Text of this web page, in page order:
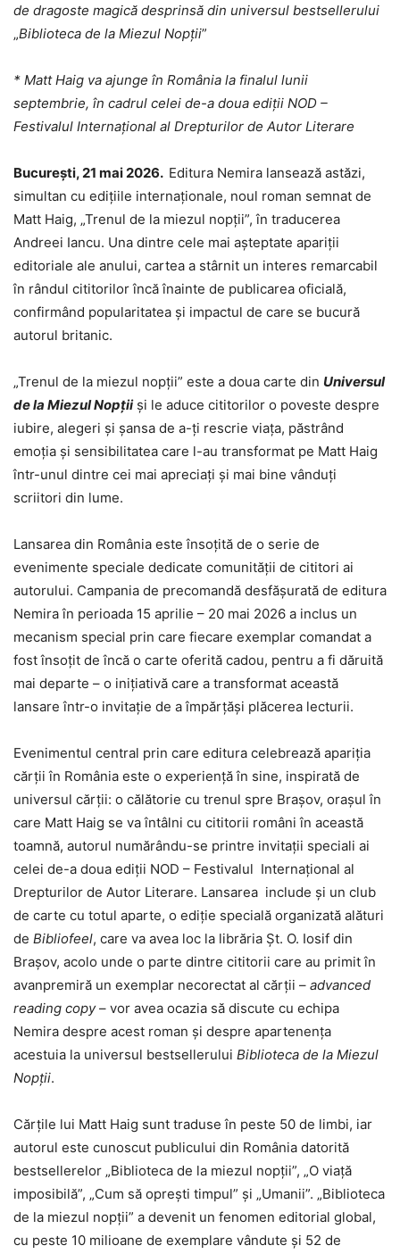
de dragoste magică desprinsă din universul bestsellerului
„Biblioteca de la Miezul Nopții”
* Matt Haig va ajunge în România la finalul lunii
septembrie, în cadrul celei de-a doua ediții NOD –
Festivalul Internațional al Drepturilor de Autor Literare
București, 21 mai 2026. Editura Nemira lansează astăzi,
simultan cu edițiile internaționale, noul roman semnat de
Matt Haig, „Trenul de la miezul nopții”, în traducerea
Andreei Iancu. Una dintre cele mai așteptate apariții
editoriale ale anului, cartea a stârnit un interes remarcabil
în rândul cititorilor încă înainte de publicarea oficială,
confirmând popularitatea și impactul de care se bucură
autorul britanic.
„Trenul de la miezul nopții” este a doua carte din Universul
de la Miezul Nopții și le aduce cititorilor o poveste despre
iubire, alegeri și șansa de a-ți rescrie viața, păstrând
emoția și sensibilitatea care l-au transformat pe Matt Haig
într-unul dintre cei mai apreciați și mai bine vânduți
scriitori din lume.
Lansarea din România este însoțită de o serie de
evenimente speciale dedicate comunității de cititori ai
autorului. Campania de precomandă desfășurată de editura
Nemira în perioada 15 aprilie – 20 mai 2026 a inclus un
mecanism special prin care fiecare exemplar comandat a
fost însoțit de încă o carte oferită cadou, pentru a fi dăruită
mai departe – o inițiativă care a transformat această
lansare într-o invitație de a împărțăși plăcerea lecturii.
Evenimentul central prin care editura celebrează apariția
cărții în România este o experiență în sine, inspirată de
universul cărții: o călătorie cu trenul spre Brașov, orașul în
care Matt Haig se va întâlni cu cititorii români în această
toamnă, autorul numărându-se printre invitații speciali ai
celei de-a doua ediții NOD – Festivalul Internațional al
Drepturilor de Autor Literare. Lansarea include și un club
de carte cu totul aparte, o ediție specială organizată alături
de Bibliofeel, care va avea loc la librăria Șt. O. Iosif din
Brașov, acolo unde o parte dintre cititorii care au primit în
avanpremiră un exemplar necorectat al cărții – advanced
reading copy– vor avea ocazia să discute cu echipa
Nemira despre acest roman și despre apartenența
acestuia la universul bestsellerului Biblioteca de la Miezul
Nopții.
Cărțile lui Matt Haig sunt traduse în peste 50 de limbi, iar
autorul este cunoscut publicului din România datorită
bestsellerelor „Biblioteca de la miezul nopții”, „O viață
imposibilă”, „Cum să oprești timpul” și „Umanii”. „Biblioteca
de la miezul nopții” a devenit un fenomen editorial global,
cu peste 10 milioane de exemplare vândute și 52 de